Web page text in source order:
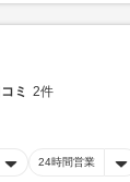
ミ 2件
24時間営業